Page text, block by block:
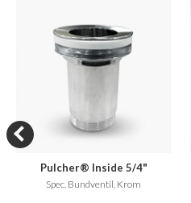
Pulcher® Inside 5/4"
Spec. Bundventil, Krom